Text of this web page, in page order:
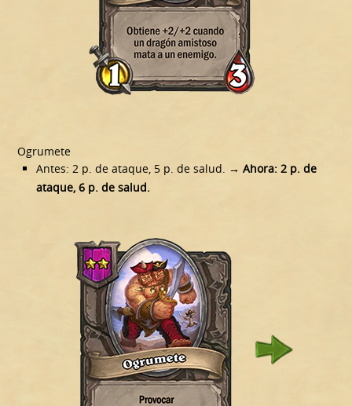
Ogrumete
Antes: 2 p. de ataque, 5 p. de salud. → Ahora: 2 p. de
ataque, 6 p. de salud.